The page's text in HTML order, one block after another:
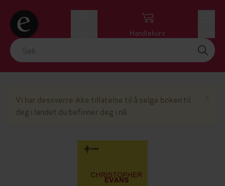
Handlekurv
Vi har dessverre ikke tillatelse til å selge boken til
deg i landet du befinner deg i nå.